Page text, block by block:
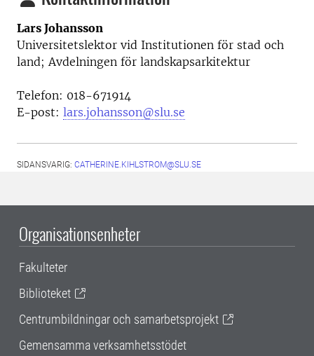
Lars Johansson
Universitetslektor vid Institutionen för stad och
land; Avdelningen för landskapsarkitektur
Telefon: 018-671914
E-post: lars.johansson@slu.se
SIDANSVARIG: CATHERINE.KIHLSTROM@SLU.SE
Organisationsenheter
Fakulteter
Biblioteket
Centrumbildningar och samarbetsprojekt
Gemensamma verksamhetsstödet